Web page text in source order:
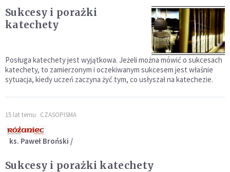
Sukcesy i porażki
katechety
Posługa katechety jest wyjątkowa. Jeżeli można mówić o sukcesach
katechety, to zamierzonym i oczekiwanym sukcesem jest właśnie
sytuacja, kiedy uczeń zaczyna żyć tym, co usłyszał na katechezie.
15 lat temu CZASOPISMA
ks. Paweł Broński /
Sukcesy i porażki katechety